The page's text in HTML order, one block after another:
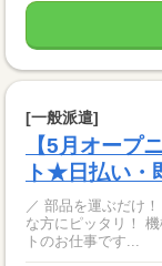
[一般派遣]
【5月オープ
ト★日払い・
／ 部品を運ぶだけ！ ＼ 「ずっと歩き回るのは疲れちゃう…」 そん
な方にピッタリ！
トのお仕事です...